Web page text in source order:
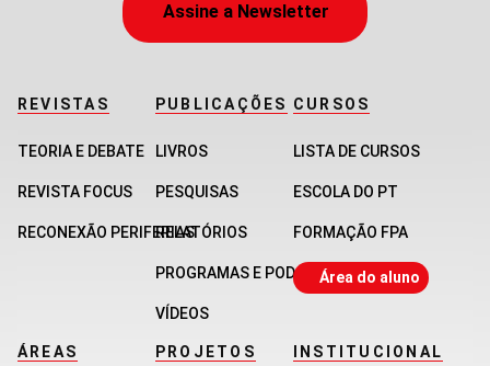
Assine a Newsletter
REVISTAS
TEORIA E DEBATE
REVISTA FOCUS
RECONEXÃO PERIFERIAS
PUBLICAÇÕES
LIVROS
PESQUISAS
RELATÓRIOS
PROGRAMAS E PODCASTS
VÍDEOS
CURSOS
LISTA DE CURSOS
ESCOLA DO PT
FORMAÇÃO FPA
Área do aluno
ÁREAS PROJETOS INSTITUCIONAL